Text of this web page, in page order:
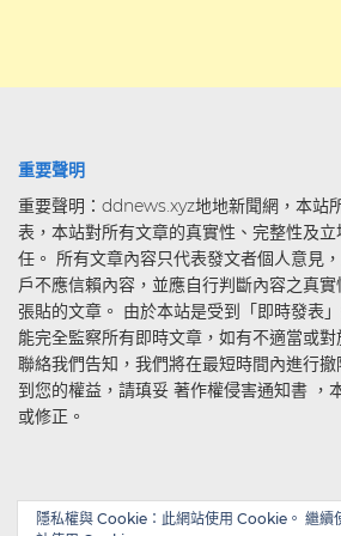
重要聲明
重要聲明：ddnews.xyz地地新聞網，本站
表，本站對所有文章的真實性、完整性及
任。 所有文章內容只代表發文者個人意見
戶不應信賴內容，並應自行判斷內容之真
張貼的文章。 由於本站是受到「即時發表
能完全監察所有即時文章，如有不適當或
聯絡我們告知，我們將在最短時間內進行
到您的權益，請瑱妥 著作權侵害通知書 ，
或修正。
隱私權與 Cookie：此網站使用 Cookie。 繼續